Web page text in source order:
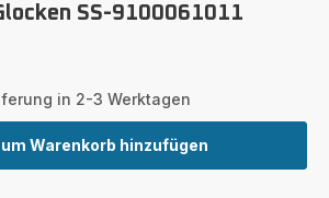
SS-9100061011
in 2-3 Werktagen
Warenkorb hinzufügen